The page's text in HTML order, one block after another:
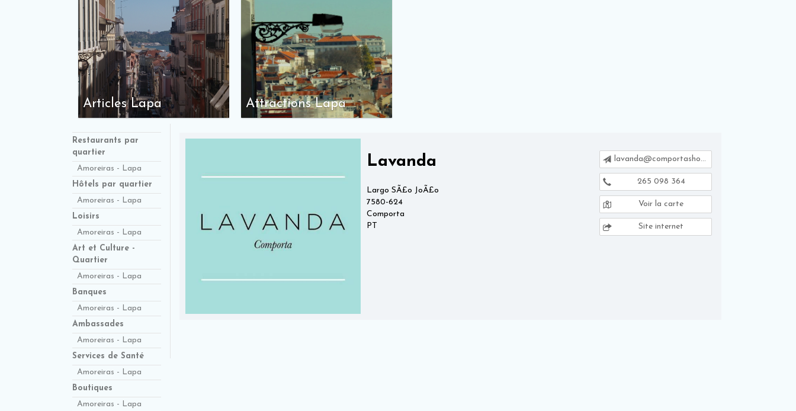
Articles Lapa Attractions Lapa
Restaurants par
quartier
Amoreiras - Lapa
Hôtels par quartier
Amoreiras - Lapa
Loisirs
Amoreiras - Lapa
Art et Culture -
Quartier
Amoreiras - Lapa
Banques
Amoreiras - Lapa
Ambassades
Amoreiras - Lapa
Services de Santé
Amoreiras - Lapa
Boutiques
Amoreiras - Lapa
Lavanda
Largo SÃ£o JoÃ£o
7580-624
Comporta
PT
lavanda@comportashop.com
265 098 364
Voir la carte
Site internet